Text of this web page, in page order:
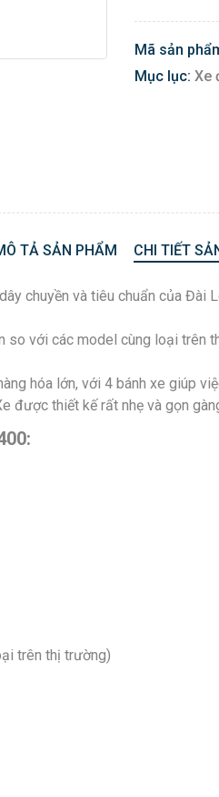
Mã sản
Mục lục: Xe
TẢ SẢN PHẨM CHI TIẾT
chuyền và tiêu chuẩn của Đài
so với các model cùng loại trên
hóa lớn, với 4 bánh xe giúp
được thiết kế rất nhẹ và gọn
trên thị trường)